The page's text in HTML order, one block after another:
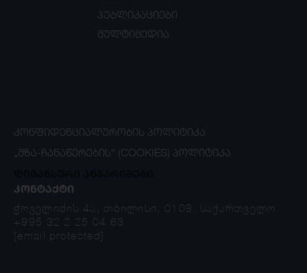
პუბლიკაციები
მულტიმედია
ᲙᲝᲜᲤᲘᲓᲔᲜᲪᲘᲐᲚᲣᲠᲝᲑᲘᲡ ᲞᲝᲚᲘᲢᲘᲙᲐ
„ᲛᲖᲐ-ᲩᲐᲜᲐᲬᲔᲠᲔᲑᲘᲡ“ (COOKIES) ᲞᲝᲚᲘᲢᲘᲙᲐ
ᲙᲝᲜᲢᲐᲥᲢᲘ
ჭოველიძის 4ა, თბილისი, 0108, საქართველო
+995 32 2 25 04 63
[email protected]